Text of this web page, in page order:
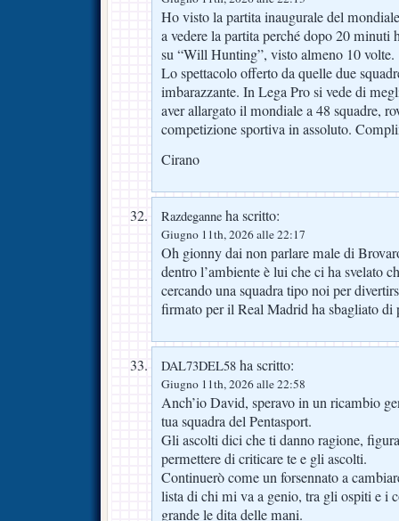
Ho visto la partita inaugurale del
a vedere la partita perché dopo 20 minuti
su “Will Hunting”, visto almeno 10 volte.
Lo spettacolo offerto da quelle due
imbarazzante. In Lega Pro si vede di
aver allargato il mondiale a 48 squadre,
competizione sportiva in assoluto.
Cirano
Razdeganne ha scritto:
Giugno 11th, 2026 alle 22:17
Oh gionny dai non parlare male di
dentro l’ambiente è lui che ci ha svelato
cercando una squadra tipo noi per
firmato per il Real Madrid ha sbagliato
DAL73DEL58 ha scritto:
Giugno 11th, 2026 alle 22:58
Anch’io David, speravo in un ricambio
tua squadra del Pentasport.
Gli ascolti dici che ti danno ragione,
permettere di criticare te e gli ascolti.
Continuerò come un forsennato a
lista di chi mi va a genio, tra gli ospiti e i
grande le dita delle mani.